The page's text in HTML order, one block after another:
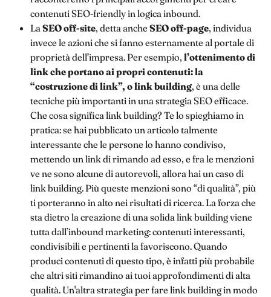
contenuti SEO-friendly in logica inbound.
La SEO off-site, detta anche SEO off-page, individua
invece le azioni che si fanno esternamente al portale di
proprietà dell’impresa. Per esempio, l’ottenimento di
link che portano ai propri contenuti: la
“costruzione di link”, o link building, è una delle
tecniche più importanti in una strategia SEO efficace.
Che cosa significa link building? Te lo spieghiamo in
pratica: se hai pubblicato un articolo talmente
interessante che le persone lo hanno condiviso,
mettendo un link di rimando ad esso, e fra le menzioni
ve ne sono alcune di autorevoli, allora hai un caso di
link building. Più queste menzioni sono “di qualità”, più
ti porteranno in alto nei risultati di ricerca. La forza che
sta dietro la creazione di una solida link building viene
tutta dall’inbound marketing: contenuti interessanti,
condivisibili e pertinenti la favoriscono. Quando
produci contenuti di questo tipo, è infatti più probabile
che altri siti rimandino ai tuoi approfondimenti di alta
qualità. Un'altra strategia per fare link building in modo